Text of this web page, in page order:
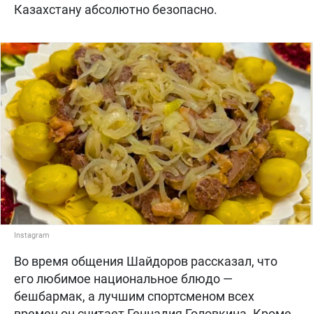
Казахстану абсолютно безопасно.
Instagram
Во время общения Шайдоров рассказал, что
его любимое национальное блюдо —
бешбармак, а лучшим спортсменом всех